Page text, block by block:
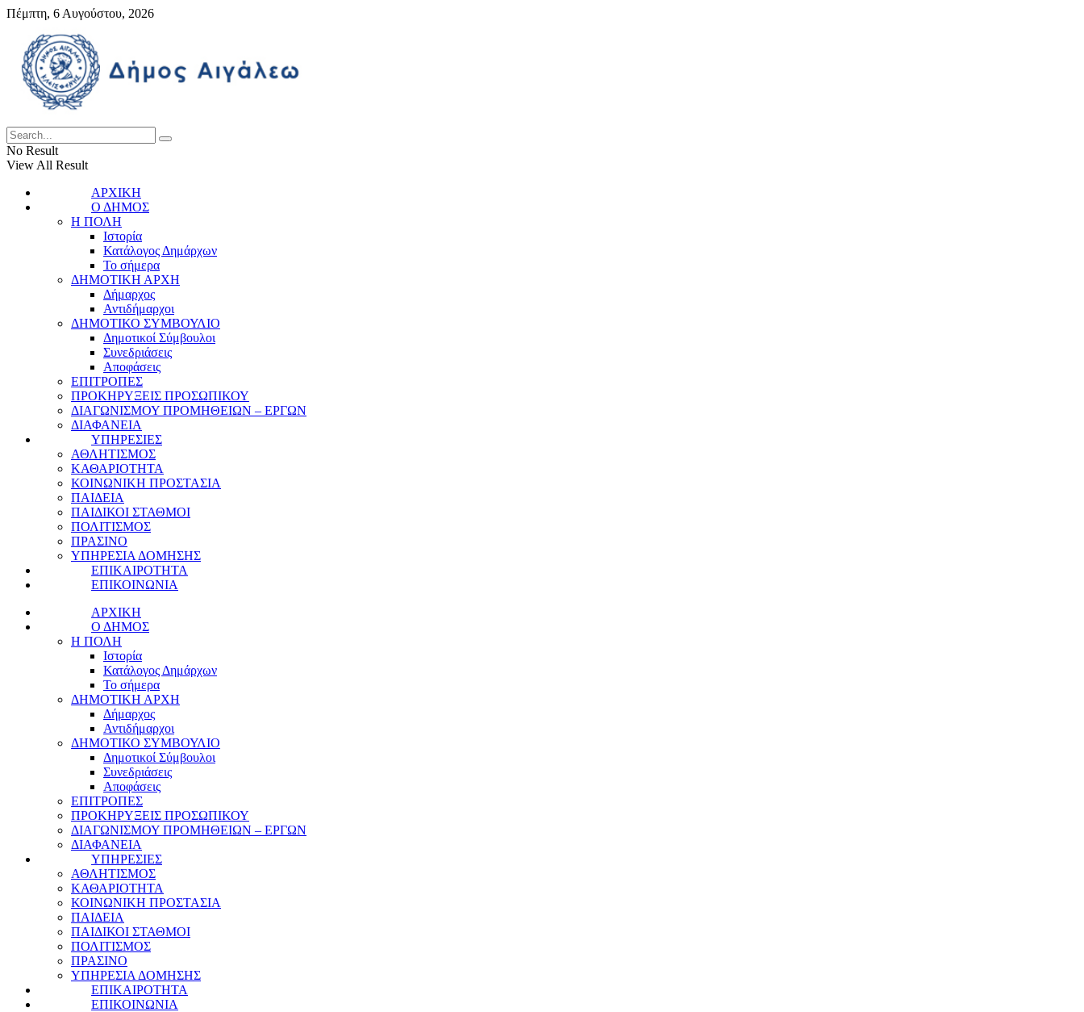
Πέμπτη, 6 Αυγούστου, 2026
No Result
View All Result
ΑΡΧΙΚΗ
Ο ΔΗΜΟΣ
Η ΠΟΛΗ
Ιστορία
Κατάλογος Δημάρχων
Το σήμερα
ΔΗΜΟΤΙΚΗ ΑΡΧΗ
Δήμαρχος
Αντιδήμαρχοι
ΔΗΜΟΤΙΚΟ ΣΥΜΒΟΥΛΙΟ
Δημοτικοί Σύμβουλοι
Συνεδριάσεις
Αποφάσεις
ΕΠΙΤΡΟΠΕΣ
ΠΡΟΚΗΡΥΞΕΙΣ ΠΡΟΣΩΠΙΚΟΥ
ΔΙΑΓΩΝΙΣΜΟΥ ΠΡΟΜΗΘΕΙΩΝ – ΕΡΓΩΝ
ΔΙΑΦΑΝΕΙΑ
ΥΠΗΡΕΣΙΕΣ
ΑΘΛΗΤΙΣΜΟΣ
ΚΑΘΑΡΙΟΤΗΤΑ
ΚΟΙΝΩΝΙΚΗ ΠΡΟΣΤΑΣΙΑ
ΠΑΙΔΕΙΑ
ΠΑΙΔΙΚΟΙ ΣΤΑΘΜΟΙ
ΠΟΛΙΤΙΣΜΟΣ
ΠΡΑΣΙΝΟ
ΥΠΗΡΕΣΙΑ ΔΟΜΗΣΗΣ
ΕΠΙΚΑΙΡΟΤΗΤΑ
ΕΠΙΚΟΙΝΩΝΙΑ
ΑΡΧΙΚΗ
Ο ΔΗΜΟΣ
Η ΠΟΛΗ
Ιστορία
Κατάλογος Δημάρχων
Το σήμερα
ΔΗΜΟΤΙΚΗ ΑΡΧΗ
Δήμαρχος
Αντιδήμαρχοι
ΔΗΜΟΤΙΚΟ ΣΥΜΒΟΥΛΙΟ
Δημοτικοί Σύμβουλοι
Συνεδριάσεις
Αποφάσεις
ΕΠΙΤΡΟΠΕΣ
ΠΡΟΚΗΡΥΞΕΙΣ ΠΡΟΣΩΠΙΚΟΥ
ΔΙΑΓΩΝΙΣΜΟΥ ΠΡΟΜΗΘΕΙΩΝ – ΕΡΓΩΝ
ΔΙΑΦΑΝΕΙΑ
ΥΠΗΡΕΣΙΕΣ
ΑΘΛΗΤΙΣΜΟΣ
ΚΑΘΑΡΙΟΤΗΤΑ
ΚΟΙΝΩΝΙΚΗ ΠΡΟΣΤΑΣΙΑ
ΠΑΙΔΕΙΑ
ΠΑΙΔΙΚΟΙ ΣΤΑΘΜΟΙ
ΠΟΛΙΤΙΣΜΟΣ
ΠΡΑΣΙΝΟ
ΥΠΗΡΕΣΙΑ ΔΟΜΗΣΗΣ
ΕΠΙΚΑΙΡΟΤΗΤΑ
ΕΠΙΚΟΙΝΩΝΙΑ